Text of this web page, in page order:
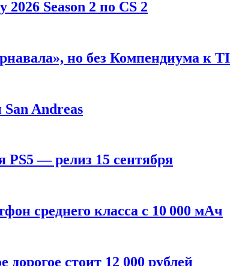
Season 2 по CS 2
но без Компендиума к TI
Andreas
— релиз 15 сентября
среднего класса с 10 000 мАч
стоит 12 000 рублей